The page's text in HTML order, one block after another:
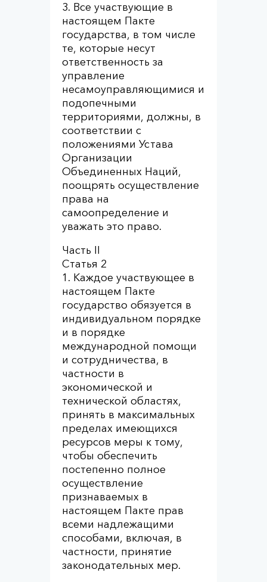
3. Все участвующие в
настоящем Пакте
государства, в том числе
те, которые несут
ответственность за
управление
несамоуправляющимися и
подопечными
территориями, должны, в
соответствии с
положениями Устава
Организации
Объединенных Наций,
поощрять осуществление
права на
самоопределение и
уважать это право.
Часть II
Статья 2
1. Каждое участвующее в
настоящем Пакте
государство обязуется в
индивидуальном порядке
и в порядке
международной помощи
и сотрудничества, в
частности в
экономической и
технической областях,
принять в максимальных
пределах имеющихся
ресурсов меры к тому,
чтобы обеспечить
постепенно полное
осуществление
признаваемых в
настоящем Пакте прав
всеми надлежащими
способами, включая, в
частности, принятие
законодательных мер.